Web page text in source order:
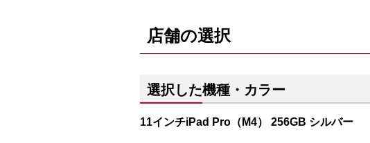
店舗の選択
選択した機種・カラー
11インチiPad Pro（M4） 256GB シルバー